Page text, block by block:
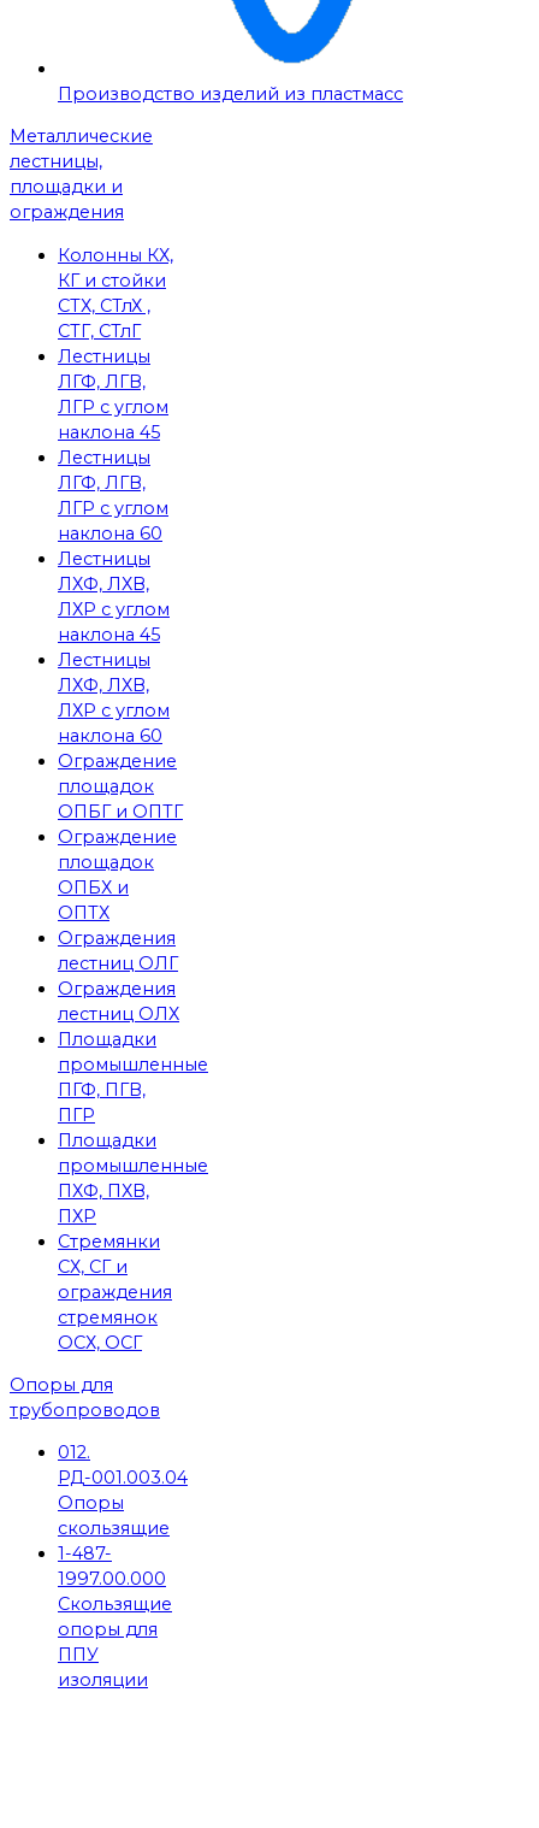
Производство изделий из пластмасс
Металлические
лестницы,
площадки и
ограждения
Колонны КХ,
КГ и стойки
СТХ, СТлХ ,
СТГ, СТлГ
Лестницы
ЛГФ, ЛГВ,
ЛГР с углом
наклона 45
Лестницы
ЛГФ, ЛГВ,
ЛГР с углом
наклона 60
Лестницы
ЛХФ, ЛХВ,
ЛХР с углом
наклона 45
Лестницы
ЛХФ, ЛХВ,
ЛХР с углом
наклона 60
Ограждение
площадок
ОПБГ и ОПТГ
Ограждение
площадок
ОПБХ и
ОПТХ
Ограждения
лестниц ОЛГ
Ограждения
лестниц ОЛХ
Площадки
промышленные
ПГФ, ПГВ,
ПГР
Площадки
промышленные
ПХФ, ПХВ,
ПХР
Стремянки
СХ, СГ и
ограждения
стремянок
ОСХ, ОСГ
Опоры для
трубопроводов
012.
РД-001.003.04
Опоры
скользящие
1-487-
1997.00.000
Скользящие
опоры для
ППУ
изоляции